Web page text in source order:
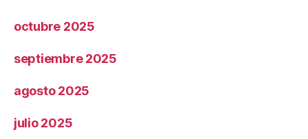
octubre 2025
septiembre 2025
agosto 2025
julio 2025